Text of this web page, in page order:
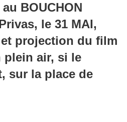
BOUCHON
le 31 MAI,
projection du film
plein air, si le
sur la place de